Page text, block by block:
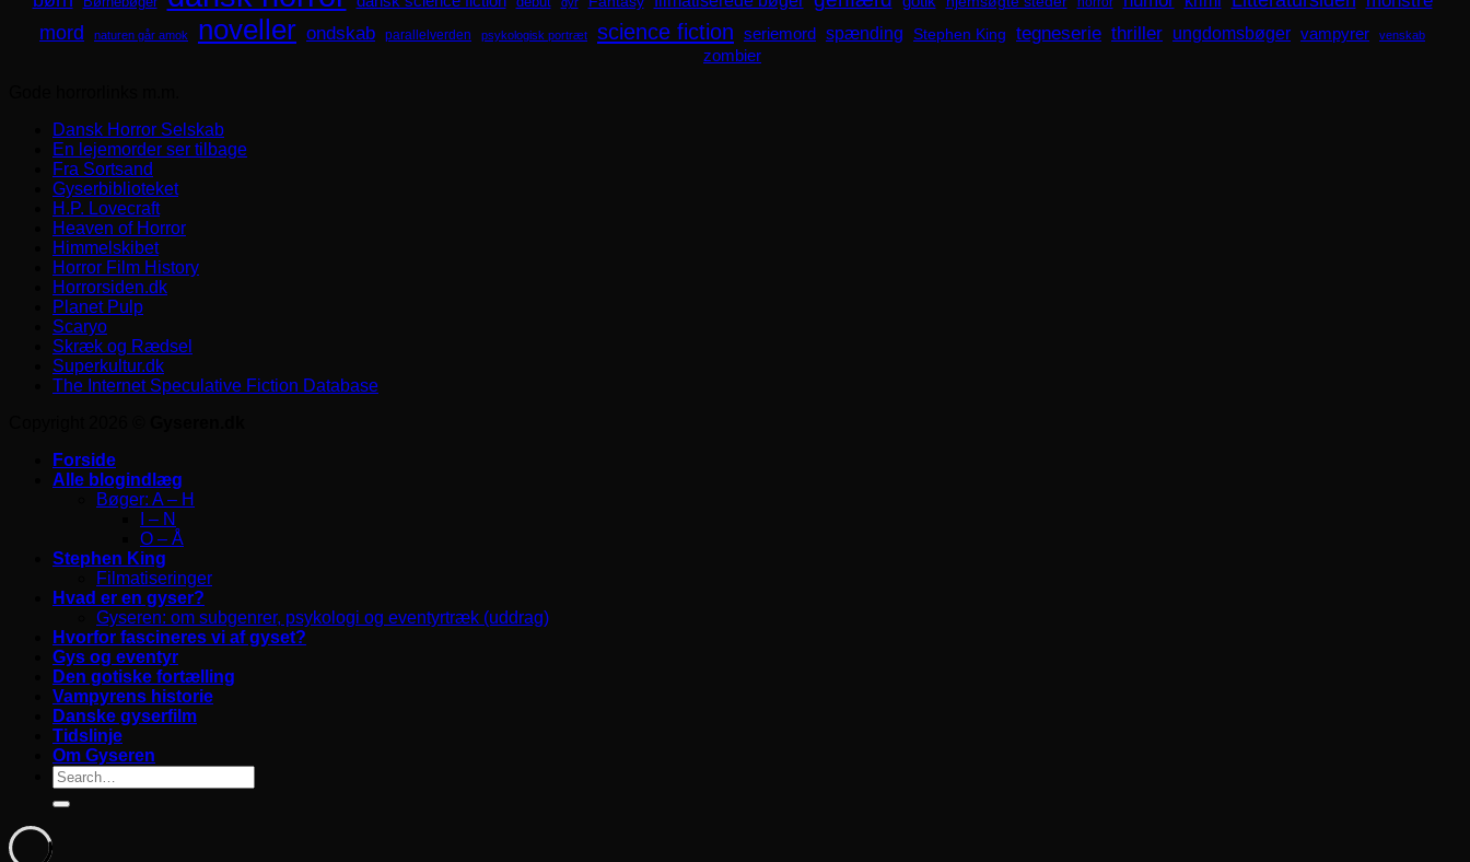
mord naturen går amok noveller ondskab parallelverden psykologisk portræt science fiction seriemord spænding Stephen King tegneserie thriller ungdomsbøger vampyrer venskab
zombier
Dansk Horror Selskab
En lejemorder ser tilbage
Fra Sortsand
Gyserbiblioteket
H.P. Lovecraft
Heaven of Horror
Himmelskibet
Horror Film History
Horrorsiden.dk
Planet Pulp
Scaryo
Skræk og Rædsel
Superkultur.dk
The Internet Speculative Fiction Database
Forside
Alle blogindlæg
Bøger: A – H
I – N
O – Å
Stephen King
Filmatiseringer
Hvad er en gyser?
Gyseren: om subgenrer, psykologi og eventyrtræk (uddrag)
Hvorfor fascineres vi af gyset?
Gys og eventyr
Den gotiske fortælling
Vampyrens historie
Danske gyserfilm
Tidslinje
Om Gyseren